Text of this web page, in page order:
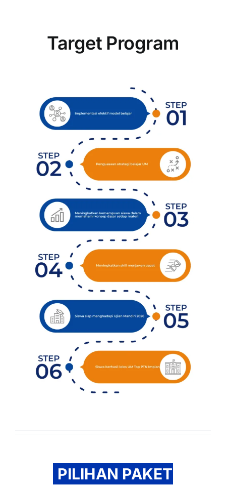
Target Program
PILIHAN PAKET